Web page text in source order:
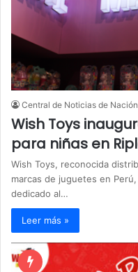
Central de Noticias de
Wish Toys
para niñas en
Wish Toys, reconocida
marcas de juguetes en
dedicado al…
Leer más »